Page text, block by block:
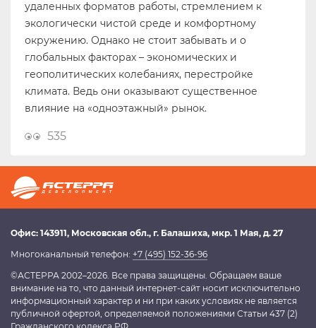
удаленных форматов работы, стремлением к
экологически чистой среде и комфортному
окружению. Однако не стоит забывать и о
глобальных факторах – экономических и
геополитических колебаниях, перестройке
климата. Ведь они оказывают существенное
влияние на «одноэтажный» рынок.
535
Офис: 143911, Московская обл., г. Балашиха, мкр. 1 Мая, д. 27
Многоканальный телефон: +7 (495) 152-36-96
©АСТЕРРА 2002–2026. Все права защищены. Обращаем ваше
внимание на то, что данный интернет-сайт носит исключительно
информационный характер и ни при каких условиях не является
публичной офертой, определяемой положениями Статьи 437 (2)